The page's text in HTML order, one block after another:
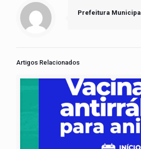
Prefeitura Municipal
Artigos Relacionados